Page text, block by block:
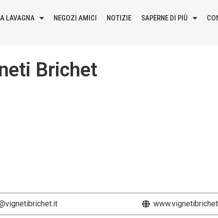
LAVAGNA NEGOZI AMICI NOTIZIE SAPERNE DI PIÙ
Brichet